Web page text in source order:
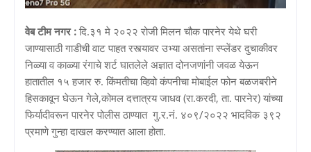
वेब टीम नगर : दि.३१ मे २०२२ रोजी मिलन चौक पारनेर येथे घरी
जाण्यासाठी गाडीची वाट पाहत रस्त्यावर उभ्या असतांना स्प्लेंडर दुचाकीवर
निळ्या व काळ्या रंगाचे शर्ट घातलेले अज्ञात दोनजणांनी जवळ येऊन
हातातील १५ हजार रु. किंमतीचा व्हिवो कंपनीचा मोबाईल फोन बळजबरीने
हिसकावून घेऊन गेले,कोमल दत्तात्रय जाधव (रा.करदी, ता. पारनेर) यांच्या
फिर्यादीवरून पारनेर पोलीस ठाण्यात गु.र.नं. ४०९/२०२२ भादविक ३९२
प्रमाणे गुन्हा दाखल करण्यात आला होता.